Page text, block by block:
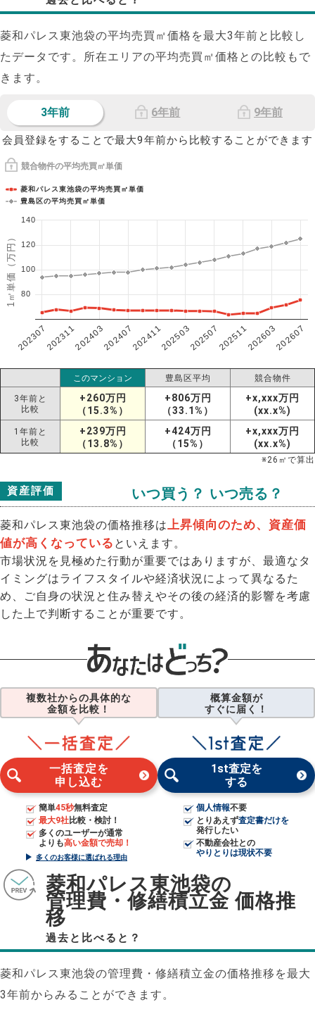
菱和パレス東池袋の平均売買㎡価格を最大3年前と比較し
たデータです。所在エリアの平均売買㎡価格との比較もで
きます。
3年前 6年前 9年前
会員登録をすることで最大9年前から比較することができます
競合物件の平均売買㎡単価
1㎡単価（万円）
菱和パレス東池袋の平均売買㎡単価
豊島区の平均売買㎡単価
202307202311202403202407202411202503202507202511202603202607
80
100
120
140
このマンション 豊島区平均 競合物件
3年前と
比較
+260万円
（15.3%）
+806万円
（33.1%）
+x,xxx万円
(xx.x%)
1年前と
比較
+239万円
（13.8%）
+424万円
（15%）
+x,xxx万円
(xx.x%)
※26 ㎡で算出
資産評価 いつ買う？ いつ売る？
菱和パレス東池袋の価格推移は 上昇傾向のため、資産価
値が高くなっている といえます。
市場状況を見極めた行動が重要ではありますが、最適なタ
イミングはライフスタイルや経済状況によって異なるた
め、ご自身の状況と住み替えやその後の経済的影響を考慮
した上で判断することが重要です。
複数社からの具体的な
金額を比較！
一括査定を
申し込む
簡単45秒無料査定
最大9社比較・検討！
多くのユーザーが通常
よりも高い金額で売却！
多くのお客様に選ばれる理由
概算金額が
すぐに届く！
1st査定を
する
個人情報不要
とりあえず査定書だけを
発行したい
不動産会社との
やりとりは現状不要
菱和パレス東池袋の
管理費・修繕積立金 価格推
移
過去と比べると？
菱和パレス東池袋の管理費・修繕積立金の価格推移を最大
3年前からみることができます。